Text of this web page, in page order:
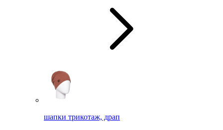
шапки трикотаж, драп